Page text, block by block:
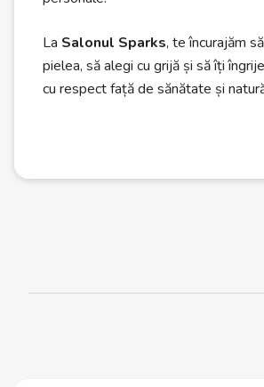
La Salonul Sparks, te încurajăm
pielea, să alegi cu grijă și să îți
cu respect față de sănătate și